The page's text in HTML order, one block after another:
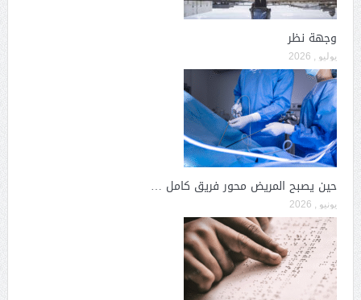
وجهة نظر
يوليو , 2026
حين يصبح المريض محور فريق كامل …
يونيو , 2026